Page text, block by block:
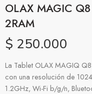
OLAX MAGIC
2RAM
$ 250.000
La Tablet OLAX MAGIQ
con una resolución de
1.2GHz, Wi-Fi b/g/n,